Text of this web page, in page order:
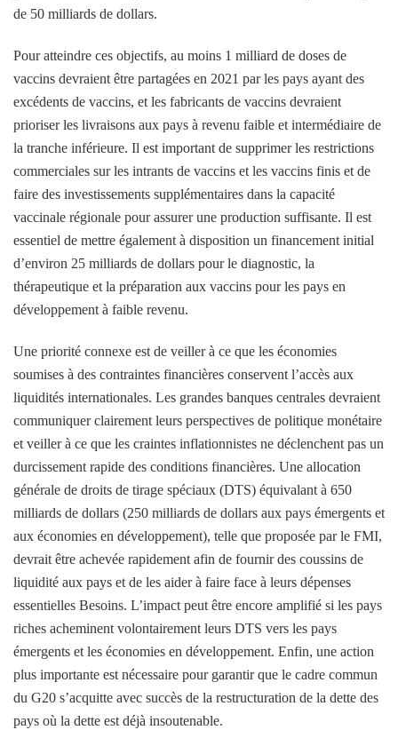
de 50 milliards de dollars.
Pour atteindre ces objectifs, au moins 1 milliard de doses de
vaccins devraient être partagées en 2021 par les pays ayant des
excédents de vaccins, et les fabricants de vaccins devraient
prioriser les livraisons aux pays à revenu faible et intermédiaire de
la tranche inférieure. Il est important de supprimer les restrictions
commerciales sur les intrants de vaccins et les vaccins finis et de
faire des investissements supplémentaires dans la capacité
vaccinale régionale pour assurer une production suffisante. Il est
essentiel de mettre également à disposition un financement initial
d’environ 25 milliards de dollars pour le diagnostic, la
thérapeutique et la préparation aux vaccins pour les pays en
développement à faible revenu.
Une priorité connexe est de veiller à ce que les économies
soumises à des contraintes financières conservent l’accès aux
liquidités internationales. Les grandes banques centrales devraient
communiquer clairement leurs perspectives de politique monétaire
et veiller à ce que les craintes inflationnistes ne déclenchent pas un
durcissement rapide des conditions financières. Une allocation
générale de droits de tirage spéciaux (DTS) équivalant à 650
milliards de dollars (250 milliards de dollars aux pays émergents et
aux économies en développement), telle que proposée par le FMI,
devrait être achevée rapidement afin de fournir des coussins de
liquidité aux pays et de les aider à faire face à leurs dépenses
essentielles Besoins. L’impact peut être encore amplifié si les pays
riches acheminent volontairement leurs DTS vers les pays
émergents et les économies en développement. Enfin, une action
plus importante est nécessaire pour garantir que le cadre commun
du G20 s’acquitte avec succès de la restructuration de la dette des
pays où la dette est déjà insoutenable.